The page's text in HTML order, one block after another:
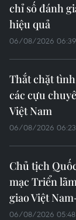
chỉ số đánh
hiệu quả
06/08/2026 06:39
Thắt chặt
các cựu
Việt Nam
06/08/2026 06:23
Chủ tịch
mạc Triển
giao Việt
06/08/2026 05:48